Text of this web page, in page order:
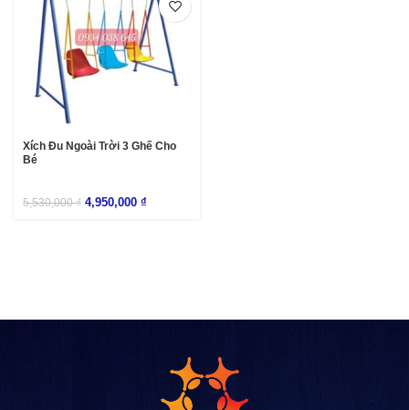
Xích Đu Ngoài Trời 3 Ghế Cho
Bé
5,530,000₫ 4,950,000 ₫